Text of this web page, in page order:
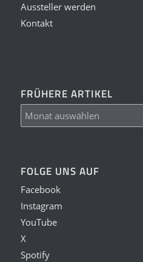
Aussteller werden
Kontakt
FRÜHERE ARTIKEL
FOLGE UNS AUF
Facebook
Instagram
YouTube
X
Spotify